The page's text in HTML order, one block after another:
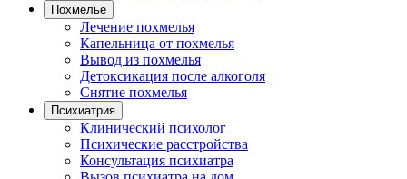
Похмелье
Лечение похмелья
Капельница от похмелья
Вывод из похмелья
Детоксикация после алкоголя
Снятие похмелья
Психиатрия
Клинический психолог
Психические расстройства
Консультация психиатра